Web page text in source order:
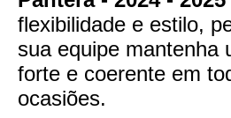
flexibilidade e estilo,
sua equipe mantenha
forte e coerente em
ocasiões.